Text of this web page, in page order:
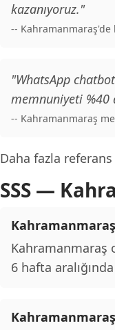
kazanıyoruz."
--
"WhatsApp
memnuniyeti %40
-- Kahramanmaraş
Daha fazla
SSS —
Kahramanmaraş
6 hafta